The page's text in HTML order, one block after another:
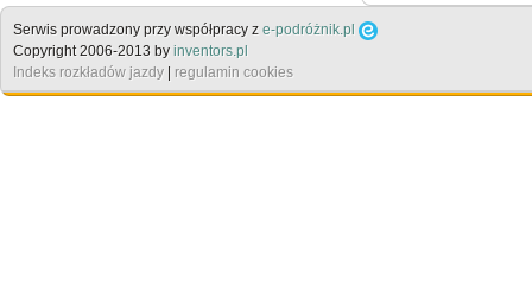
Serwis prowadzony przy współpracy z e-podróżnik.pl
Copyright 2006-2013 by inventors.pl
Indeks rozkładów jazdy
regulamin cookies